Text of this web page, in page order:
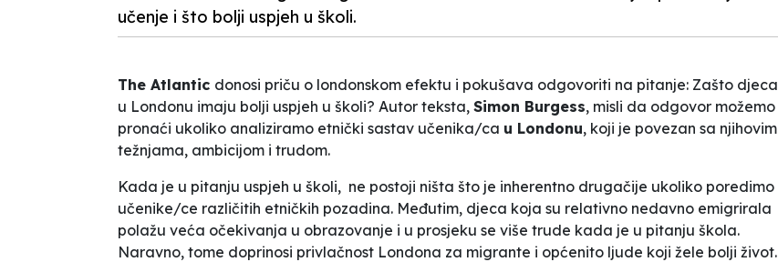
učenje i što bolji uspjeh u školi.
The Atlantic donosi priču o londonskom efektu i pokušava odgovoriti na pitanje: Zašto djeca
u Londonu imaju bolji uspjeh u školi? Autor teksta, Simon Burgess, misli da odgovor možemo
pronaći ukoliko analiziramo etnički sastav učenika/ca u Londonu, koji je povezan sa njihovim
težnjama, ambicijom i trudom.
Kada je u pitanju uspjeh u školi, ne postoji ništa što je inherentno drugačije ukoliko poredimo
učenike/ce različitih etničkih pozadina. Međutim, djeca koja su relativno nedavno emigrirala
polažu veća očekivanja u obrazovanje i u prosjeku se više trude kada je u pitanju škola.
Naravno, tome doprinosi privlačnost Londona za migrante i općenito ljude koji žele bolji život.